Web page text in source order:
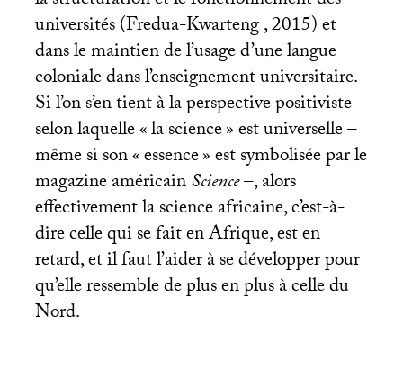
universités (Fredua-Kwarteng , 2015) et
dans le maintien de l’usage d’une langue
coloniale dans l’enseignement universitaire.
Si l’on s’en tient à la perspective positiviste
selon laquelle «la science» est universelle –
même si son «essence» est symbolisée par le
magazine américainScience–, alors
effectivement la science africaine, c’est-à-
dire celle qui se fait en Afrique, est en
retard, et il faut l’aider à se développer pour
qu’elle ressemble de plus en plus à celle du
Nord.